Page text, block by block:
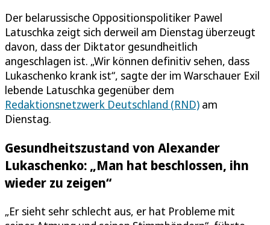
Der belarussische Oppositionspolitiker Pawel
Latuschka zeigt sich derweil am Dienstag überzeugt
davon, dass der Diktator gesundheitlich
angeschlagen ist. „Wir können definitiv sehen, dass
Lukaschenko krank ist“, sagte der im Warschauer Exil
lebende Latuschka gegenüber dem
Redaktionsnetzwerk Deutschland (RND) am
Dienstag.
Gesundheitszustand von Alexander
Lukaschenko: „Man hat beschlossen, ihn
wieder zu zeigen“
„Er sieht sehr schlecht aus, er hat Probleme mit